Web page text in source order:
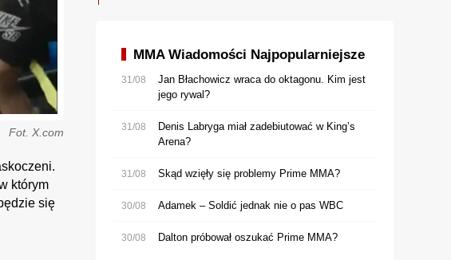
Fot. X.com
którym
się
MMA Wiadomości Najpopularniejsze
31/08
Jan Błachowicz wraca do oktagonu. Kim jest
jego rywal?
31/08
Denis Labryga miał zadebiutować w King’s
Arena?
31/08 Skąd wzięły się problemy Prime MMA?
30/08 Adamek – Soldić jednak nie o pas WBC
30/08 Dalton próbował oszukać Prime MMA?